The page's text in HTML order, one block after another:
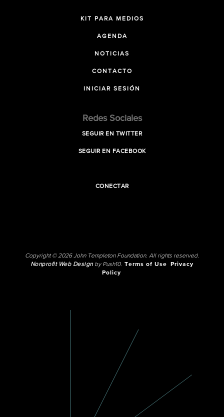
KIT PARA MEDIOS
AGENDA
NOTICIAS
CONTACTO
INICIAR SESIÓN
Redes Sociales
SEGUIR EN TWITTER
SEGUIR EN FACEBOOK
CONECTAR
Copyright © 2026 John Templeton Foundation. All rights reserved.
Nonprofit Web Designby Push10. Terms of Use
Privacy
Policy